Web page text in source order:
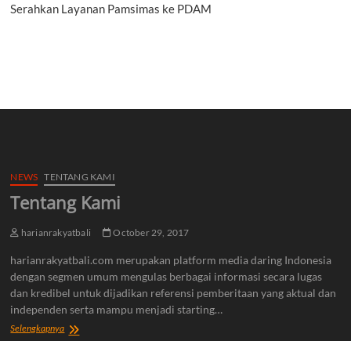
Serahkan Layanan Pamsimas ke PDAM
NEWS TENTANG KAMI
Tentang Kami
harianrakyatbali October 29, 2017
harianrakyatbali.com merupakan platform media daring Indonesia
dengan segmen umum mengulas berbagai informasi secara lugas
dan kredibel untuk dijadikan referensi pemberitaan yang aktual dan
independen serta mampu menjadi starting…
SelengkapnyaTentang